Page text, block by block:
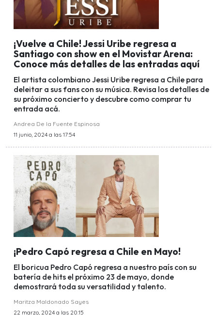
¡Vuelve a Chile! Jessi Uribe regresa a
Santiago con show en el Movistar Arena:
Conoce más detalles de las entradas aquí
El artista colombiano Jessi Uribe regresa a Chile para
deleitar a sus fans con su música. Revisa los detalles de
su próximo concierto y descubre como comprar tu
entrada acá.
Andrea De la Fuente Espinosa
11 junio, 2024 a las 17:54
¡Pedro Capó regresa a Chile en Mayo!
El boricua Pedro Capó regresa a nuestro país con su
batería de hits el próximo 23 de mayo, donde
demostrará toda su versatilidad y talento.
Maritza Maldonado Sayes
22 marzo, 2024 a las 20:15